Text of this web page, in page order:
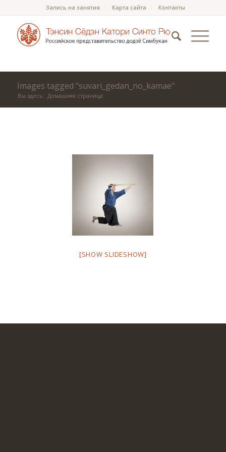
Запись на занятия Карта сайта Контакты
Images tagged "suvari_gedan_no_kamae"
Вы здесь: Домашняя страница
[SHOW SLIDESHOW]